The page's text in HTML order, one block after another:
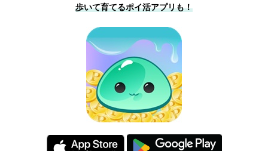
歩いて育てるポイ活アプリも！